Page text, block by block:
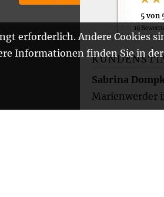
5 von
19
Sabrina
Marienwerder
erforderlich. Andere Cookies
Informationen finden Sie in der